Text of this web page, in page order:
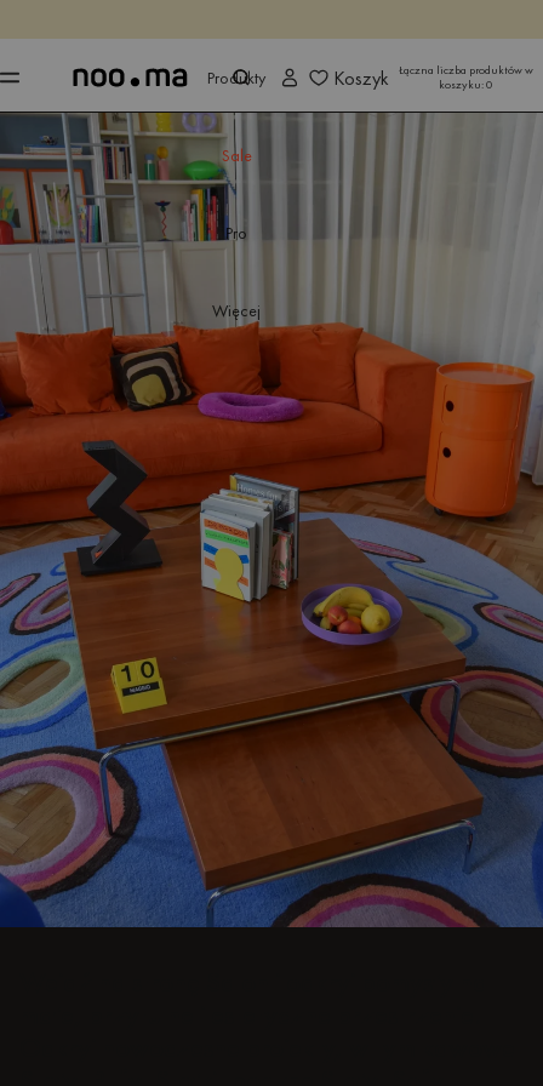
Kup teraz
Produkty
Sale
Pro
Więcej
Koszyk
Łączna liczba produktów w
koszyku:0